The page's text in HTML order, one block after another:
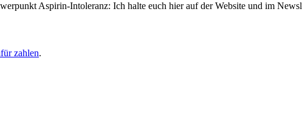
Aspirin-Intoleranz: Ich halte euch hier auf der Website und im
zahlen.